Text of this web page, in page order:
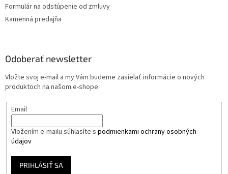
Formulár na odstúpenie od zmluvy
Kamenná predajňa
Odoberať newsletter
Vložte svoj e-mail a my Vám budeme zasielať informácie o nových
produktoch na našom e-shope.
Email
Vložením e-mailu súhlasíte s podmienkami ochrany osobných
údajov
PRIHLÁSIŤ SA